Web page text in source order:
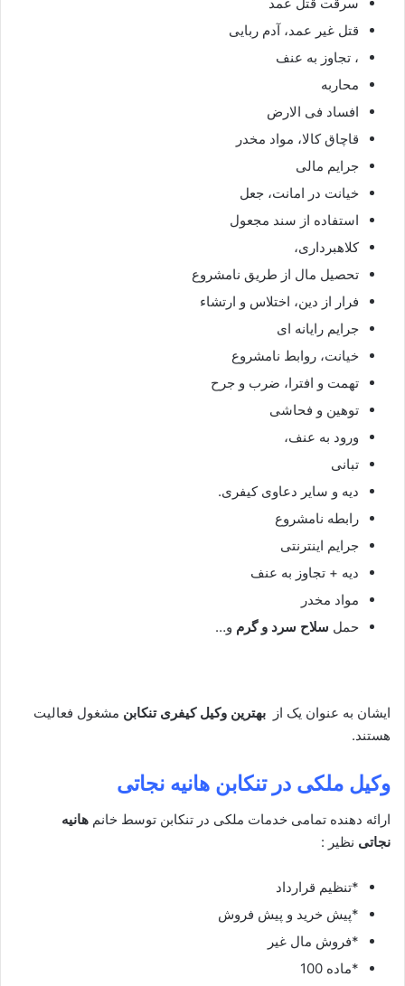
قتل غیر عمد، آدم ربایی
، تجاوز به عنف
محاربه
افساد فی الارض
قاچاق کالا، مواد مخدر
جرایم مالی
خیانت در امانت، جعل
استفاده از سند مجعول
کلاهبرداری،
تحصیل مال از طریق نامشروع
فرار از دین، اختلاس و ارتشاء
جرایم رایانه ای
خیانت، روابط نامشروع
تهمت و افترا، ضرب و جرح
توهین و فحاشی
ورود به عنف،
تبانی
دیه و سایر دعاوی کیفری.
رابطه نامشروع
جرایم اینترنتی
دیه + تجاوز به عنف
مواد مخدر
حمل سلاح سرد و گرم و…
ایشان به عنوان یک از بهترین وکیل کیفری تنکابن مشغول فعالیت
هستند.
وکیل ملکی در تنکابن هانیه نجاتی
ارائه دهنده تمامی خدمات ملکی در تنکابن توسط خانم هانیه
نجاتی نظیر :
*تنظیم قرارداد
*پیش خرید و پیش فروش
*فروش مال غیر
*ماده 100